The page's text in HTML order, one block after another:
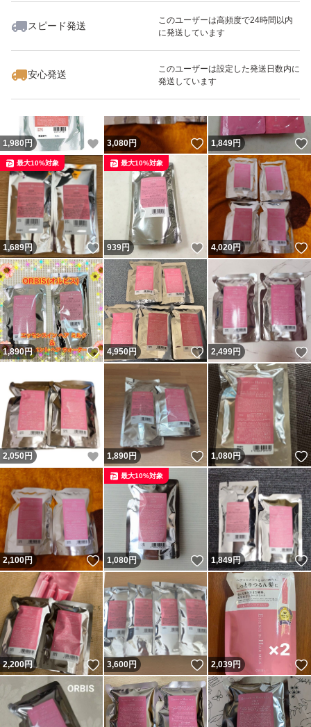
スピード発送
このユーザーは高頻度で24時間以内
に発送しています
安心発送
このユーザーは設定した発送日数内に
発送しています
いいね！
2,000
1,980円 いいね！
3,080円 いいね！
1,849円
1,689円 いいね！
最大10%対象
939円 いいね！
最大10%対象
4,020円
1,890円 いいね！
4,950円 いいね！
2,499円
2,050 円 いいね！
1,890円 いいね！
1,080円
2,100円 いいね！
1,080円 いいね！
最大10%対象
1,849円
2,200円 いいね！
3,600円 いいね！
2,039円